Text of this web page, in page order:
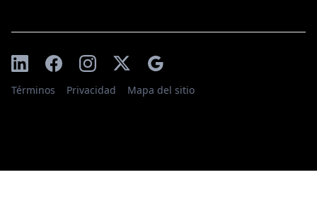
Términos Privacidad Mapa del sitio